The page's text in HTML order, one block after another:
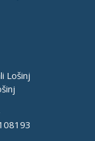
Lošinj